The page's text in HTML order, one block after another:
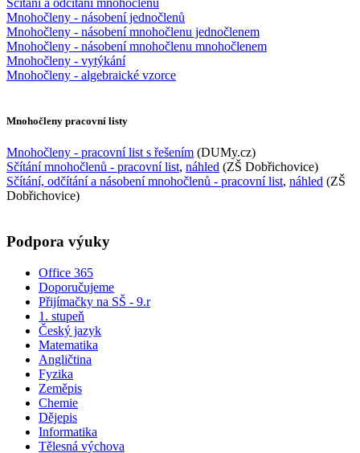
Mnohočleny - násobení jednočlenů
Mnohočleny - násobení mnohočlenu jednočlenem
Mnohočleny - násobení mnohočlenu mnohočlenem
Mnohočleny - vytýkání
Mnohočleny - algebraické vzorce
Mnohočleny pracovní listy
Mnohočleny - pracovní list s řešením (DUMy.cz)
Sčítání mnohočlenů - pracovní list, náhled (ZŠ Dobřichovice)
Sčítání, odčítání a násobení mnohočlenů - pracovní list, náhled (ZŠ
Dobřichovice)
Podpora výuky
Office 365
Doporučujeme
Přijímačky na SŠ - 9.r
1. stupeň
Český jazyk
Matematika
Angličtina
Fyzika
Zeměpis
Chemie
Dějepis
Informatika
Tělesná výchova